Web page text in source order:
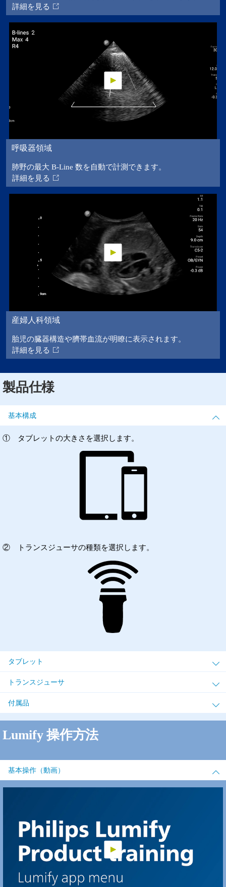
詳細を見る
呼吸器領域
肺野の最大 B-Line 数を自動で計測できます。
詳細を見る
産婦人科領域
胎児の臓器構造や臍帯血流が明瞭に表示されます。
詳細を見る
製品仕様
基本構成
① タブレットの大きさを選択します。
② トランスジューサの種類を選択します。
タブレット
トランスジューサ
付属品
Lumify 操作方法
基本操作（動画）